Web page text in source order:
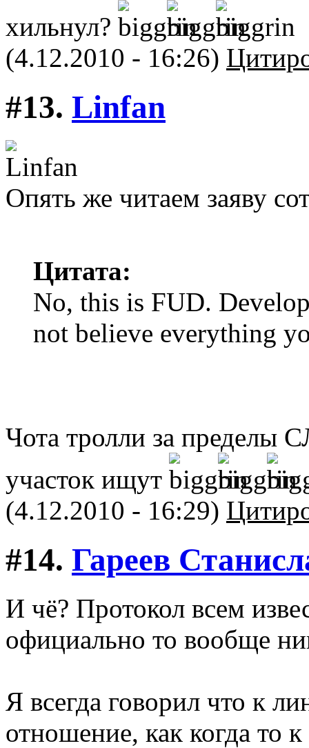
хильнул?
(4.12.2010 - 16:26)
#13. Linfan
Опять же читаем заяву
Цитата:
No, this is FUD.
not believe everything
Чота тролли за пределы
участок ищут
(4.12.2010 - 16:29)
#14. Гареев
И чё? Протокол всем
официально то вообще
Я всегда говорил что к
отношение, как когда то